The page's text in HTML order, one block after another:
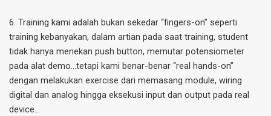
6. Training kami adalah bukan sekedar “fingers-on” seperti
training kebanyakan, dalam artian pada saat training, student
tidak hanya menekan push button, memutar potensiometer
pada alat demo…tetapi kami benar-benar “real hands-on”
dengan melakukan exercise dari memasang module, wiring
digital dan analog hingga eksekusi input dan output pada real
device…